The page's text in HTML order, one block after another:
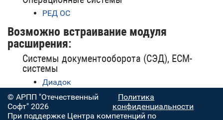
РЕД ОС
Возможно встраивание модуля
расширения:
Системы документооборота (СЭД), ECM-
системы
Диадок
© АРПП "Отечественный
Софт" 2026
Политика
конфиденциальности
При поддержке Центра компетенций по